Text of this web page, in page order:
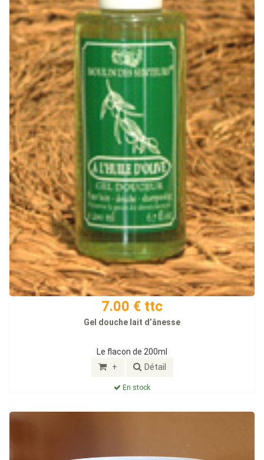
7.00 € ttc
Gel douche lait d’ânesse
Le flacon de 200ml
+ Détail
En stock